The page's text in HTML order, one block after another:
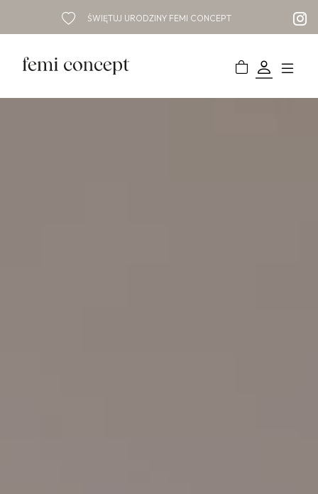
ŚWIĘTUJ URODZINY FEMI CONCEPT